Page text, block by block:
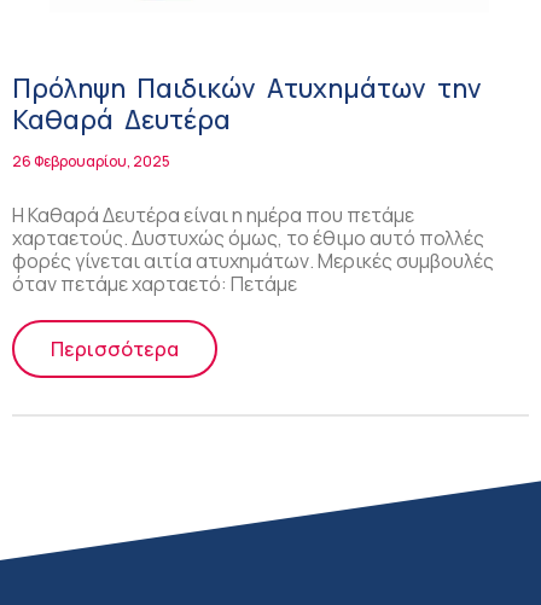
Πρόληψη Παιδικών Ατυχημάτων την
Καθαρά Δευτέρα
26 Φεβρουαρίου, 2025
Η Καθαρά Δευτέρα είναι η ημέρα που πετάμε
χαρταετούς. Δυστυχώς όμως, το έθιμο αυτό πολλές
φορές γίνεται αιτία ατυχημάτων. Μερικές συμβουλές
όταν πετάμε χαρταετό: Πετάμε
Περισσότερα